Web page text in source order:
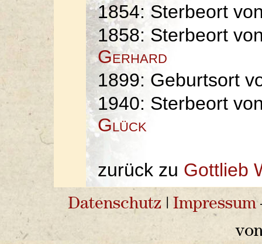
1854: Sterbeort
1858: Sterbeort
Gerhard
1899: Geburtsort
1940: Sterbeort
Glück
zurück zu Gottlieb
Datenschutz Impressum